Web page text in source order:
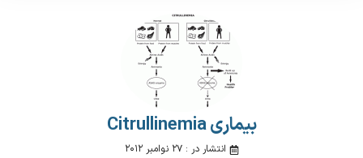
بیماری Citrullinemia
انتشار در : ۲۷ نوامبر ۲۰۱۲